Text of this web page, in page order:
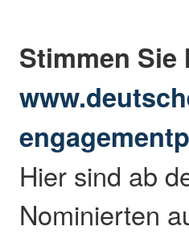
Stimmen
Hier sind ab
Nominierten